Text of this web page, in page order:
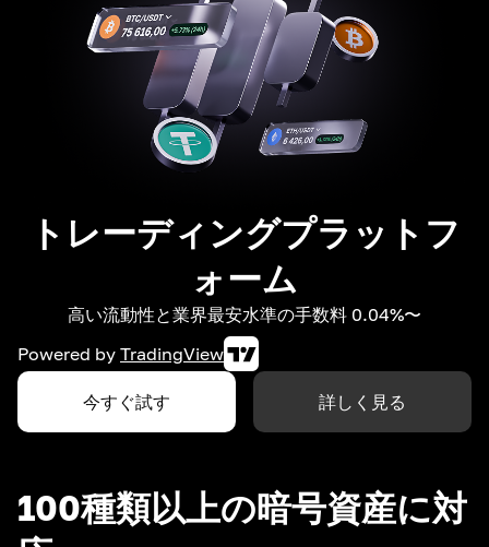
トレーディングプラットフ
ォーム
高い流動性と業界最安水準の手数料 0.04%〜
Powered by TradingView
今すぐ試す 詳しく見る
100種類以上の暗号資産に対